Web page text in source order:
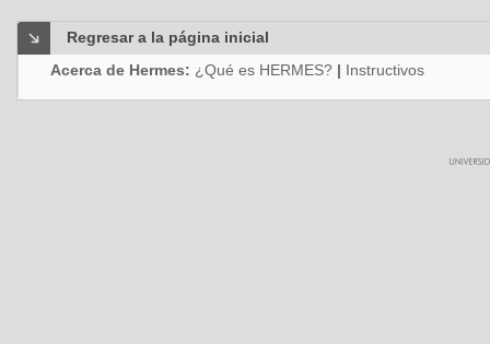
Regresar a la página inicial
Acerca de Hermes: ¿Qué es HERMES? | Instructivos